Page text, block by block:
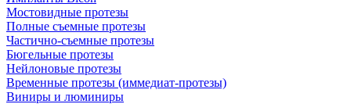
Мостовидные протезы
Полные съемные протезы
Частично-съемные протезы
Бюгельные протезы
Нейлоновые протезы
Временные протезы (иммедиат-протезы)
Виниры и люминиры